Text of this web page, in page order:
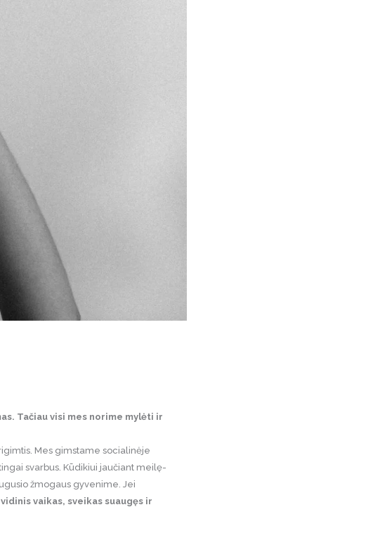
Tačiau visi mes norime mylėti ir
Mes gimstame socialinėje
svarbus. Kūdikiui jaučiant meilę-
žmogaus gyvenime. Jei
vidinis vaikas, sveikas suaugęs ir